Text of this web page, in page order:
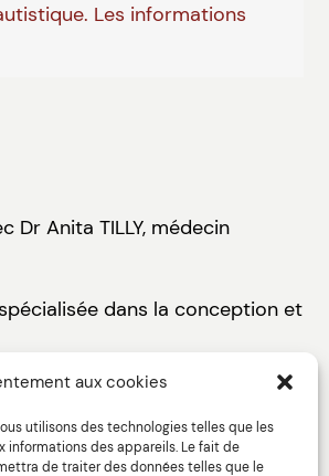
aux cookies
utilisons des technologies telles que les
informations des appareils. Le fait de
de traiter des données telles que le
Les informations
Dr Anita TILLY, médecin
dans la conception et